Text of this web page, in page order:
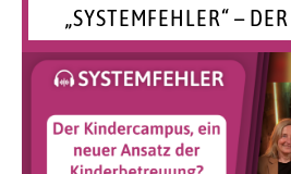
„SYSTEMFEHLER“ –